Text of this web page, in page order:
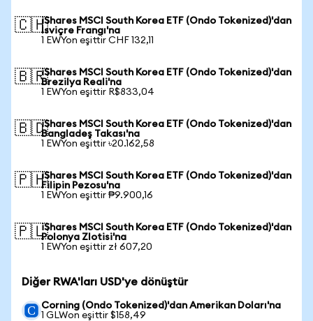
🇨🇭iShares MSCI South Korea ETF (Ondo Tokenized)'dan
İsviçre Frangı'na
1 EWYon eşittir CHF 132,11
🇧🇷iShares MSCI South Korea ETF (Ondo Tokenized)'dan
Brezilya Reali'na
1 EWYon eşittir R$833,04
🇧🇩iShares MSCI South Korea ETF (Ondo Tokenized)'dan
Bangladeş Takası'na
1 EWYon eşittir ৳20.162,58
🇵🇭iShares MSCI South Korea ETF (Ondo Tokenized)'dan
Filipin Pezosu'na
1 EWYon eşittir ₱9.900,16
🇵🇱iShares MSCI South Korea ETF (Ondo Tokenized)'dan
Polonya Zlotisi'na
1 EWYon eşittir zł 607,20
Diğer RWA'ları USD'ye dönüştür
Corning (Ondo Tokenized)'dan Amerikan Doları'na
1 GLWon eşittir $158,49